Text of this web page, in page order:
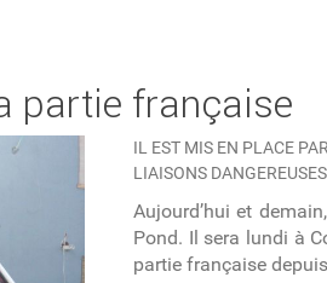
partie française
IL EST MIS EN PLACE
LIAISONS DANGEREUSES
Aujourd’hui et
Pond. Il sera lundi à
partie française